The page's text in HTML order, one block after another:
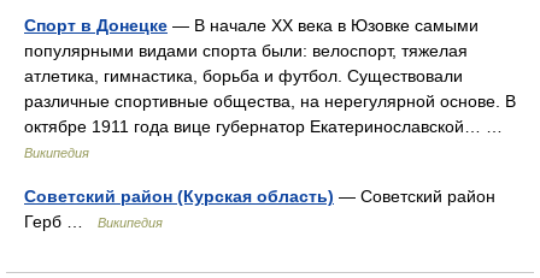
Спорт в Донецке — В начале ХХ века в Юзовке самыми
популярными видами спорта были: велоспорт, тяжелая
атлетика, гимнастика, борьба и футбол. Существовали
различные спортивные общества, на нерегулярной основе. В
октябре 1911 года вице губернатор Екатеринославской… …
Википедия
Советский район (Курская область) — Советский район
Герб …
Википедия